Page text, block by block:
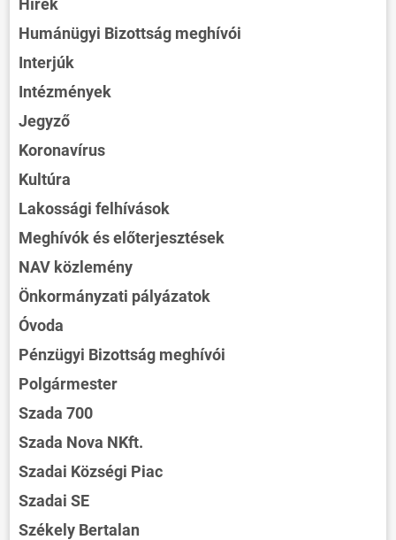
Hírek
Humánügyi Bizottság meghívói
Interjúk
Intézmények
Jegyző
Koronavírus
Kultúra
Lakossági felhívások
Meghívók és előterjesztések
NAV közlemény
Önkormányzati pályázatok
Óvoda
Pénzügyi Bizottság meghívói
Polgármester
Szada 700
Szada Nova NKft.
Szadai Községi Piac
Szadai SE
Székely Bertalan